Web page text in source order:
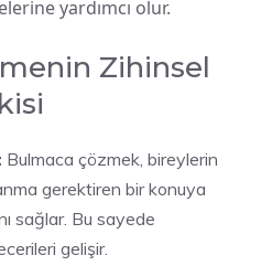
yardımcı olur.
Zihinsel
Bulmaca çözmek, bireylerin
gerektiren bir konuya
sağlar. Bu sayede
gelişir.